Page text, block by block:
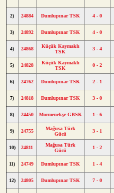
2) 24884 Dumlupınar TSK 4 - 0
3) 24892 Dumlupınar TSK 4 - 0
4) 24868
Küçük Kaymaklı
TSK
3 - 4
5) 24828
Küçük Kaymaklı
TSK
0 - 2
6) 24762 Dumlupınar TSK 2 - 1
7) 24818 Dumlupınar TSK 3 - 0
8) 24450 Mormenekşe GBSK 1 - 6
9) 24755
Mağusa Türk
Gücü
3 - 1
10) 24811
Mağusa Türk
Gücü
1 - 2
11) 24749 Dumlupınar TSK 1 - 4
12) 24805 Dumlupınar TSK 7 - 0